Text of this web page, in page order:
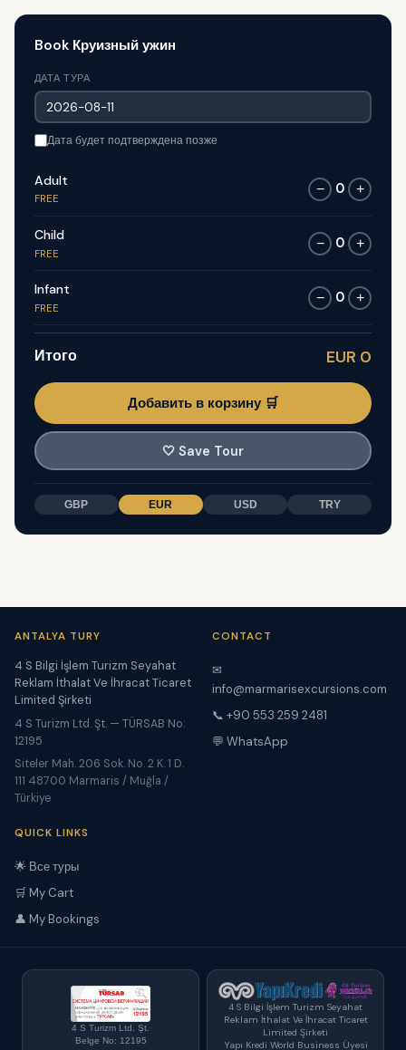
Book Круизный ужин
ДАТА ТУРА
Дата будет подтверждена позже
Adult
FREE
− 0 +
Child
FREE
− 0 +
Infant
FREE
− 0 +
Итого EUR 0
Добавить в корзину 🛒
🤍 Save Tour
GBP EUR USD TRY
ANTALYA TURY
4 S Bilgi İşlem Turizm Seyahat
Reklam İthalat Ve İhracat Ticaret
Limited Şirketi
4 S Turizm Ltd. Şt. — TÜRSAB No:
12195
Siteler Mah. 206 Sok. No. 2 K. 1 D.
111 48700 Marmaris / Muğla /
Türkiye
CONTACT
✉
info@marmarisexcursions.com
📞 +90 553 259 2481
💬 WhatsApp
QUICK LINKS
🌟 Все туры
🛒 My Cart
👤 My Bookings
4 S Turizm Ltd. Şt.
Belge No: 12195
4 S Bilgi İşlem Turizm Seyahat
Reklam İthalat Ve İhracat Ticaret
Limited Şirketi
Yapı Kredi World Business Üyesi